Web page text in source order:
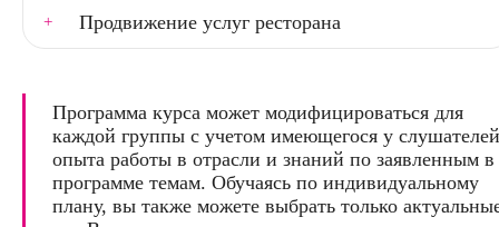
Продвижение услуг ресторана
Программа курса может модифицироваться для
каждой группы с учетом имеющегося у слушателей
опыта работы в отрасли и знаний по заявленным в
программе темам. Обучаясь по индивидуальному
плану, вы также можете выбрать только